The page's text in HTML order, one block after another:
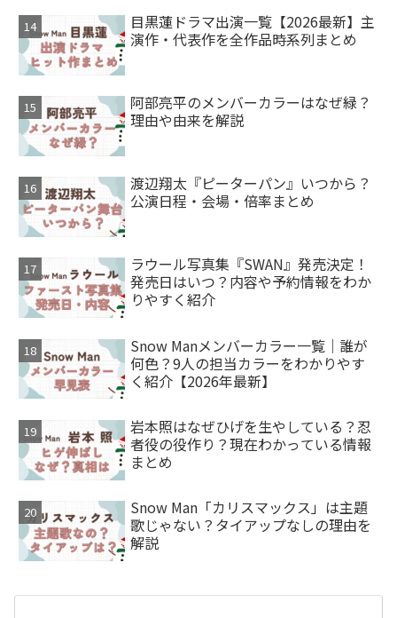
目黒蓮ドラマ出演一覧【2026最新】主
演作・代表作を全作品時系列まとめ
阿部亮平のメンバーカラーはなぜ緑？
理由や由来を解説
渡辺翔太『ピーターパン』いつから？
公演日程・会場・倍率まとめ
ラウール写真集『SWAN』発売決定！
発売日はいつ？内容や予約情報をわか
りやすく紹介
Snow Manメンバーカラー一覧｜誰が
何色？9人の担当カラーをわかりやす
く紹介【2026年最新】
岩本照はなぜひげを生やしている？忍
者役の役作り？現在わかっている情報
まとめ
Snow Man「カリスマックス」は主題
歌じゃない？タイアップなしの理由を
解説